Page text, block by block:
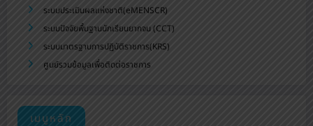
ระบบประเมินผลแห่งชาติ(eMENSCR)
ระบบปัจจัยพื้นฐานนักเรียนยากจน (CCT)
ระบบมาตรฐานการปฏิบัติราชการ(KRS)
ศูนย์รวมข้อมูลเพื่อติดต่อราชการ
เมนูหลัก